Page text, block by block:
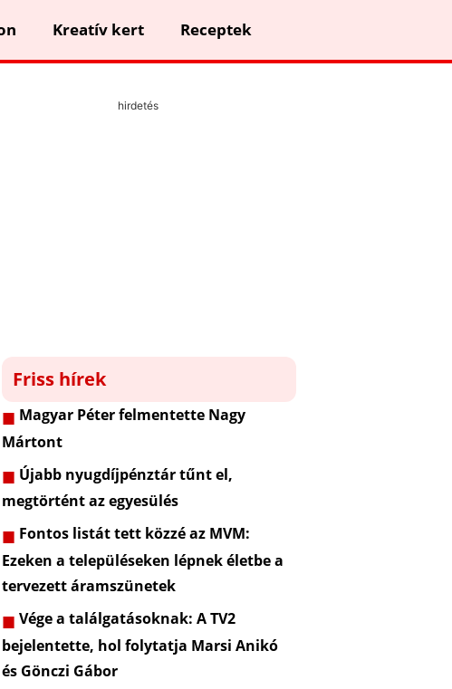
Kreatív kert Receptek
hirdetés
Friss hírek
Magyar Péter felmentette Nagy
Mártont
Újabb nyugdíjpénztár tűnt el,
megtörtént az egyesülés
Fontos listát tett közzé az MVM:
Ezeken a településeken lépnek életbe a
tervezett áramszünetek
Vége a találgatásoknak: A TV2
bejelentette, hol folytatja Marsi Anikó
és Gönczi Gábor